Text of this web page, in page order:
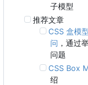
子模型
推荐文章
CSS 盒模
问 ，通过
问题
CSS Box
绍